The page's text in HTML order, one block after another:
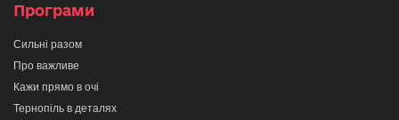
Програми
Сильні разом
Про важливе
Кажи прямо в очі
Тернопіль в деталях